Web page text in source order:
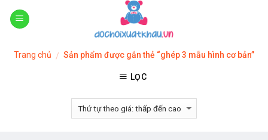
Skip
Trang chủ / Sản phẩm được gắn thẻ “ghép 3 mẫu hình cơ bản”
LỌC